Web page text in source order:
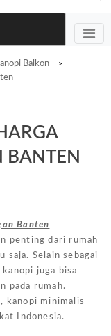
Balkon >
BANTEN
Banten
penting dari rumah
saja. Selain sebagai
juga bisa
pada rumah.
kanopi minimalis
Indonesia.